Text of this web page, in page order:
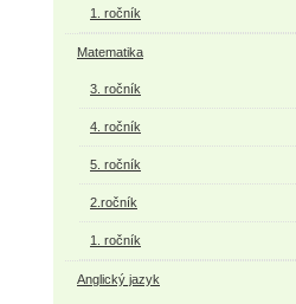
1. ročník
Matematika
3. ročník
4. ročník
5. ročník
2.ročník
1. ročník
Anglický jazyk